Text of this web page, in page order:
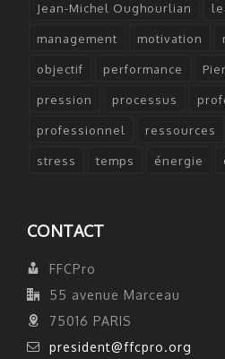
Jean-Michel Oughourlian
management motivation
objectif performance
pression processus
professionnel ressources
stress temps énergie
CONTACT
FFCPro
55 avenue Marceau
75016 PARIS
president@ffcpro.org